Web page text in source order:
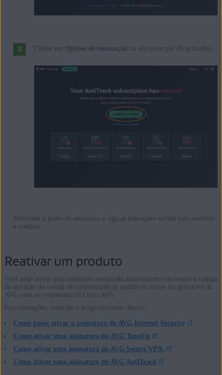
Clique em Opções de renovação na tela principal do aplicativo.
Selecione o plano de assinatura e siga as instruções na tela para concluir
a compra.
Reativar um produto
Você pode ativar uma assinatura comprada anteriormente se inserir o código
de ativação do e-mail de confirmação de pedido ou entrar no aplicativo da
AVG com as credenciais da Conta AVG.
Para instruções, consulte o artigo relevante abaixo:
Como posso ativar a assinatura do AVG Internet Security
Como ativar uma assinatura do AVG TuneUp
Como ativar uma assinatura do AVG Secure VPN.
Como ativar uma assinatura do AVG AntiTrack